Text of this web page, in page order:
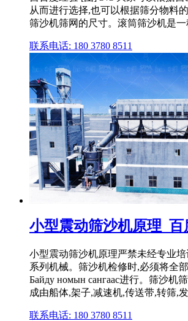
从而进行选择,也可以根据筛分物料
筛沙机筛网的尺寸。滚筒筛沙机是一
联系电话: 180 3780 8511
小型震动筛沙机原理_百
小型震动筛沙机原理严禁未经专业
系列机械。筛沙机检修时,必须将全
Байду номын сангаас进行。筛沙机
成由船体,架子,减速机,传送带,转筛,
联系电话: 180 3780 8511